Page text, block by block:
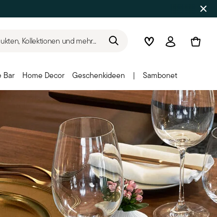
Kollektionen und mehr... WishlistAnmelden
Bar Home Decor Geschenkideen | Sambonet